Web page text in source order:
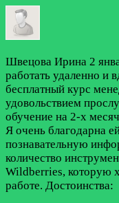
Швецова Ирина 2
работать удаленно и
бесплатный курс
удовольствием
обучение на 2-х
Я очень благодарна
познавательную
количество
Wildberries, которую
работе. Достоинства: